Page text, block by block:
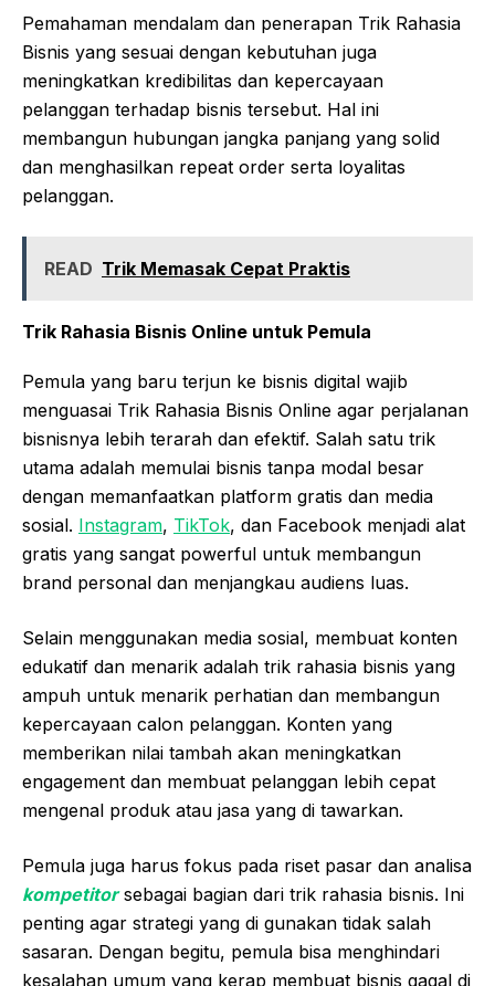
Pemahaman mendalam dan penerapan Trik Rahasia
Bisnis yang sesuai dengan kebutuhan juga
meningkatkan kredibilitas dan kepercayaan
pelanggan terhadap bisnis tersebut. Hal ini
membangun hubungan jangka panjang yang solid
dan menghasilkan repeat order serta loyalitas
pelanggan.
READ Trik Memasak Cepat Praktis
Trik Rahasia Bisnis Online untuk Pemula
Pemula yang baru terjun ke bisnis digital wajib
menguasai Trik Rahasia Bisnis Online agar perjalanan
bisnisnya lebih terarah dan efektif. Salah satu trik
utama adalah memulai bisnis tanpa modal besar
dengan memanfaatkan platform gratis dan media
sosial. Instagram, TikTok, dan Facebook menjadi alat
gratis yang sangat powerful untuk membangun
brand personal dan menjangkau audiens luas.
Selain menggunakan media sosial, membuat konten
edukatif dan menarik adalah trik rahasia bisnis yang
ampuh untuk menarik perhatian dan membangun
kepercayaan calon pelanggan. Konten yang
memberikan nilai tambah akan meningkatkan
engagement dan membuat pelanggan lebih cepat
mengenal produk atau jasa yang di tawarkan.
Pemula juga harus fokus pada riset pasar dan analisa
kompetitorsebagai bagian dari trik rahasia bisnis. Ini
penting agar strategi yang di gunakan tidak salah
sasaran. Dengan begitu, pemula bisa menghindari
kesalahan umum yang kerap membuat bisnis gagal di